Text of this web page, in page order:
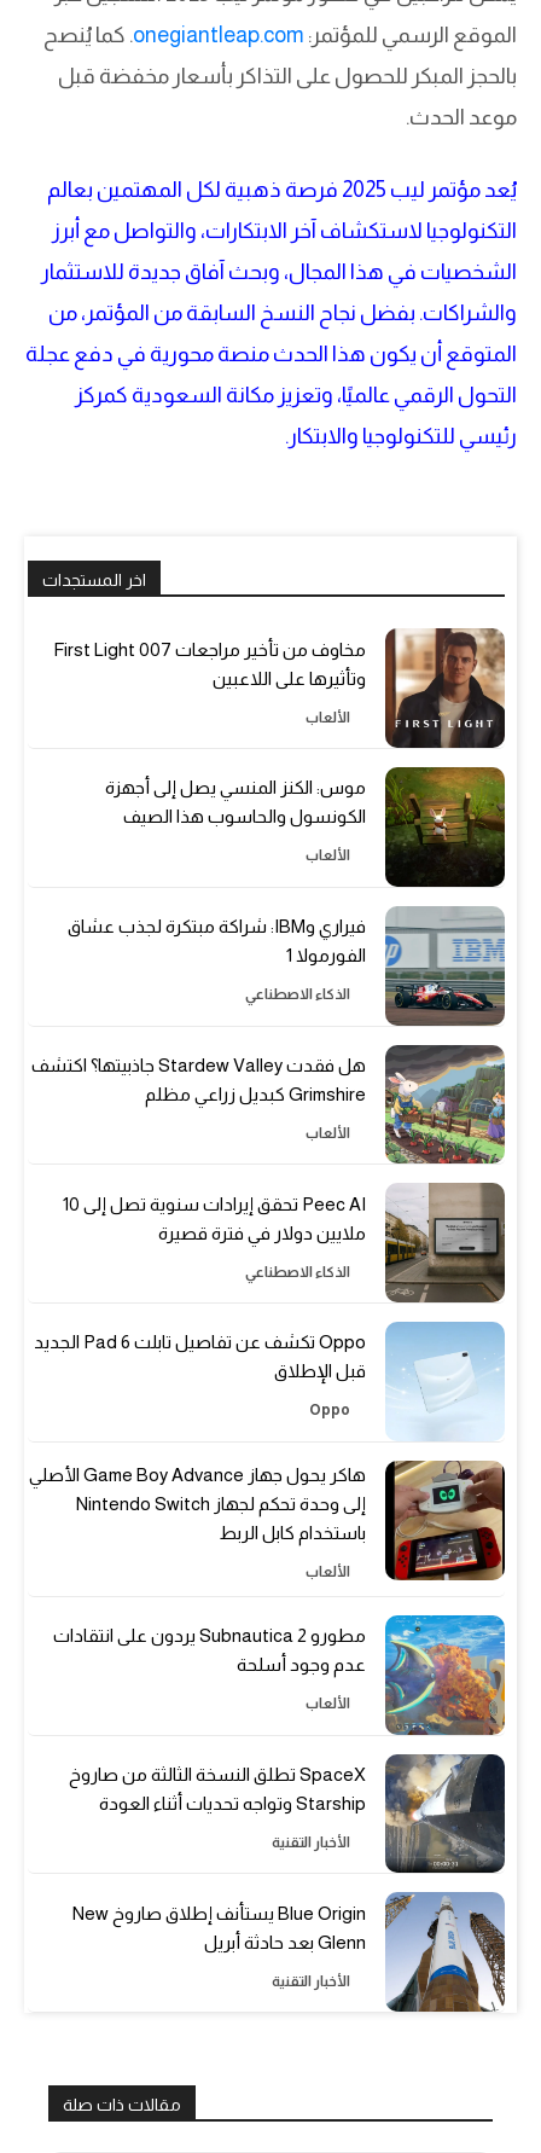
الموقع الرسمي للمؤتمر: onegiantleap.com. كما يُنصح
بالحجز المبكر للحصول على التذاكر بأسعار مخفضة قبل
موعد الحدث.
يُعد مؤتمر ليب 2025 فرصة ذهبية لكل المهتمين بعالم
التكنولوجيا لاستكشاف آخر الابتكارات، والتواصل مع أبرز
الشخصيات في هذا المجال، وبحث آفاق جديدة للاستثمار
والشراكات. بفضل نجاح النسخ السابقة من المؤتمر، من
المتوقع أن يكون هذا الحدث منصة محورية في دفع عجلة
التحول الرقمي عالميًا، وتعزيز مكانة السعودية كمركز
رئيسي للتكنولوجيا والابتكار.
اخر المستجدات
مخاوف من تأخير مراجعات 007 First Light
وتأثيرها على اللاعبين
الألعاب
موس: الكنز المنسي يصل إلى أجهزة
الكونسول والحاسوب هذا الصيف
الألعاب
فيراري وIBM: شراكة مبتكرة لجذب عشاق
الفورمولا 1
الذكاء الاصطناعي
هل فقدت Stardew Valley جاذبيتها؟ اكتشف
Grimshire كبديل زراعي مظلم
الألعاب
Peec AI تحقق إيرادات سنوية تصل إلى 10
ملايين دولار في فترة قصيرة
الذكاء الاصطناعي
Oppo تكشف عن تفاصيل تابلت Pad 6 الجديد
قبل الإطلاق
Oppo
هاكر يحول جهاز Game Boy Advance الأصلي
إلى وحدة تحكم لجهاز Nintendo Switch
باستخدام كابل الربط
الألعاب
مطورو Subnautica 2 يردون على انتقادات
عدم وجود أسلحة
الألعاب
SpaceX تطلق النسخة الثالثة من صاروخ
Starship وتواجه تحديات أثناء العودة
الأخبار التقنية
Blue Origin يستأنف إطلاق صاروخ New
Glenn بعد حادثة أبريل
الأخبار التقنية
مقالات ذات صلة